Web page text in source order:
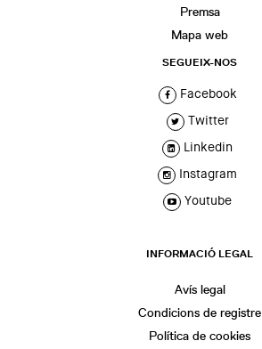
Premsa
Mapa web
SEGUEIX-NOS
Facebook
Twitter
Linkedin
Instagram
Youtube
INFORMACIÓ LEGAL
Avís legal
Condicions de registre
Política de cookies